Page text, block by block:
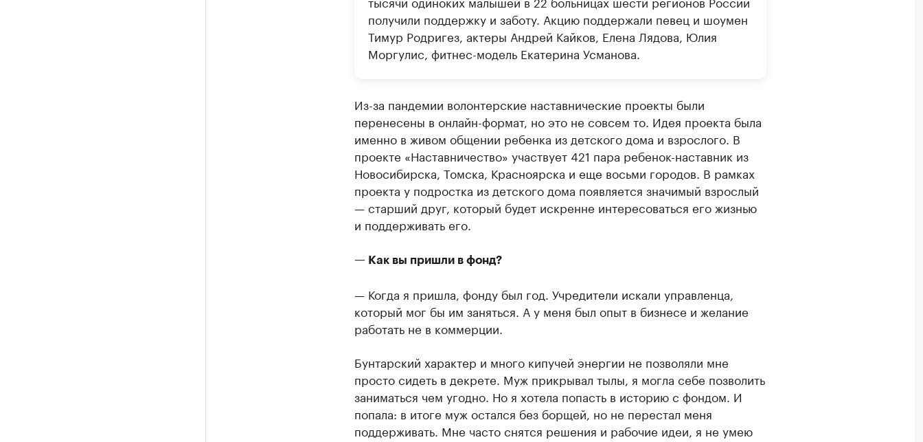
получили поддержку и заботу. Акцию поддержали певец и шоумен
Тимур Родригез, актеры Андрей Кайков, Елена Лядова, Юлия
Моргулис, фитнес-модель Екатерина Усманова.
Из-за пандемии волонтерские наставнические проекты были
перенесены в онлайн-формат, но это не совсем то. Идея проекта была
именно в живом общении ребенка из детского дома и взрослого. В
проекте «Наставничество» участвует 421 пара ребенок-наставник из
Новосибирска, Томска, Красноярска и еще восьми городов. В рамках
проекта у подростка из детского дома появляется значимый взрослый
— старший друг, который будет искренне интересоваться его жизнью
и поддерживать его.
— Как вы пришли в фонд?
— Когда я пришла, фонду был год. Учредители искали управленца,
который мог бы им заняться. А у меня был опыт в бизнесе и желание
работать не в коммерции.
Бунтарский характер и много кипучей энергии не позволяли мне
просто сидеть в декрете. Муж прикрывал тылы, я могла себе позволить
заниматься чем угодно. Но я хотела попасть в историю с фондом. И
попала: в итоге муж остался без борщей, но не перестал меня
поддерживать. Мне часто снятся решения и рабочие идеи, я не умею